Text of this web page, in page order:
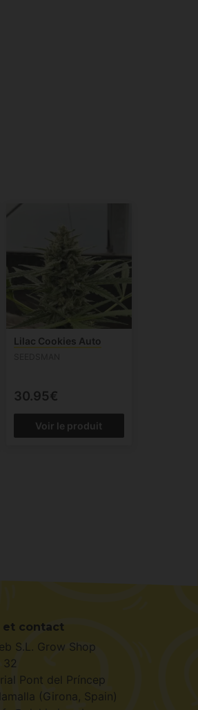
Lilac Cookies Auto
30.95€
Voir le produit
et contact
S.L. Grow Shop
32
Pont del Príncep
(Girona, Spain)